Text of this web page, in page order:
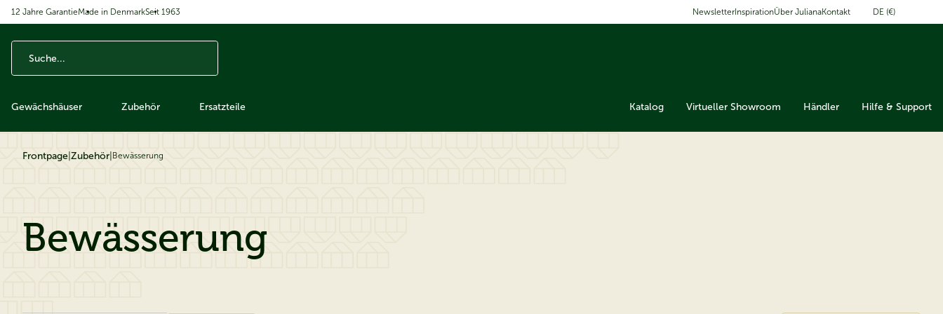
12 Jahre GarantieMade in DenmarkSeit 1963 Newsletter InspirationÜber JulianaKontakt DE (€)
Gewächshäuser Zubehör Ersatzteile Katalog Virtueller Showroom Händler Hilfe & Support
Frontpage Zubehör Bewässerung
Bewässerung